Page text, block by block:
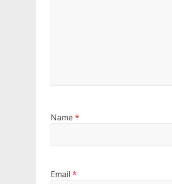
Name *
Email *